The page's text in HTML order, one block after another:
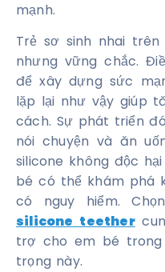
mạnh.
Trẻ sơ sinh nhai
nhưng vững chắc.
để xây dựng sức
lặp lại như vậy giúp
cách. Sự phát triển
nói chuyện và ăn
silicone không độc
bé có thể khám phá
có nguy hiểm.
silicone teether
trợ cho em bé trong
trọng này.